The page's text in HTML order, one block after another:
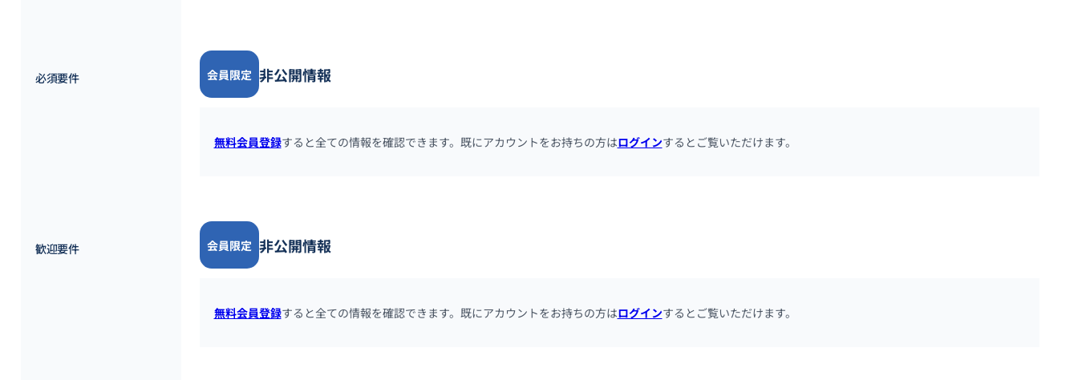
必須要件 会員限定 非公開情報
無料会員登録すると全ての情報を確認できます。既にアカウントをお持ちの方はログインするとご覧いただけます。
歓迎要件 会員限定 非公開情報
無料会員登録すると全ての情報を確認できます。既にアカウントをお持ちの方はログインするとご覧いただけます。